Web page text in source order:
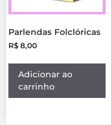
Parlendas Folclóricas
R$ 8,00
Adicionar ao
carrinho